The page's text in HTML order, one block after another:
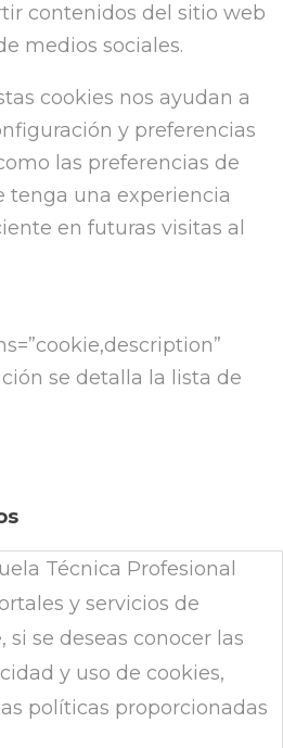
contenidos del sitio web
medios sociales.
cookies nos ayudan a
y preferencias
las preferencias de
tenga una experiencia
en futuras visitas al
se detalla la lista de
Técnica Profesional
y servicios de
si se deseas conocer las
y uso de cookies,
políticas proporcionadas